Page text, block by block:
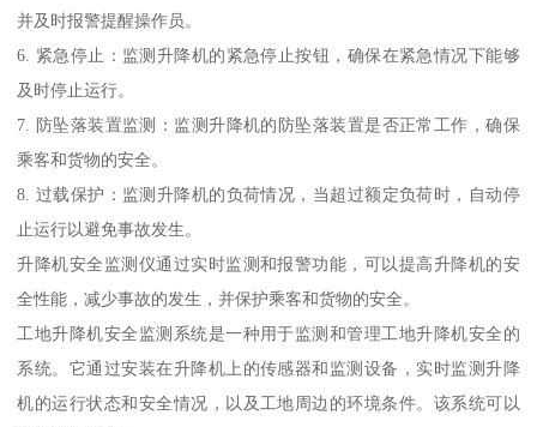
并及时报警提醒操作员。
6. 紧急停止：监测升降机的紧急停止按钮，确保在紧急情况下能够
及时停止运行。
7. 防坠落装置监测：监测升降机的防坠落装置是否正常工作，确保
乘客和货物的安全。
8. 过载保护：监测升降机的负荷情况，当超过额定负荷时，自动停
止运行以避免事故发生。
升降机安全监测仪通过实时监测和报警功能，可以提高升降机的安
全性能，减少事故的发生，并保护乘客和货物的安全。
工地升降机安全监测系统是一种用于监测和管理工地升降机安全的
系统。它通过安装在升降机上的传感器和监测设备，实时监测升降
机的运行状态和安全情况，以及工地周边的环境条件。该系统可以